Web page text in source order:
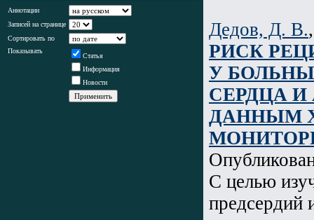
Аннотации
Записей на странице
Сортировать по
Показывать
Статья
Информация
Новости
Дедов, Д. В.
РИСК
У
СЕРДЦА
ДАННЫМ
С целью
предсердий